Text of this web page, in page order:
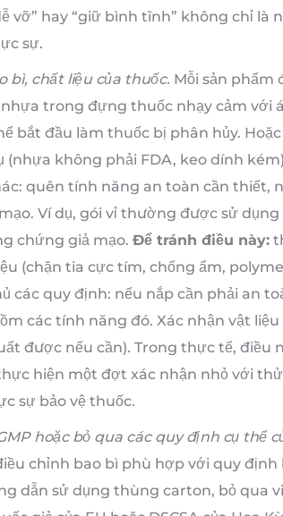
vỡ” hay “giữ bình tĩnh” không chỉ là
sự.
bì, chất liệu của thuốc. Mỗi sản phẩm
trong đựng thuốc nhạy cảm với
bắt đầu làm thuốc bị phân hủy.
không phải FDA, keo dính
quên tính năng an toàn cần thiết,
Ví dụ, gói vỉ thường được sử
chứng giả mạo. Để tránh điều này:
(chặn tia cực tím, chống ẩm,
các quy định: nếu nắp cần phải an
các tính năng đó. Xác nhận vật
được nếu cần). Trong thực tế, điều
hiện một đợt xác nhận nhỏ với
sự bảo vệ thuốc.
hoặc bỏ qua các quy định cụ thể
chỉnh bao bì phù hợp với quy định
dẫn sử dụng thùng carton, bỏ qua